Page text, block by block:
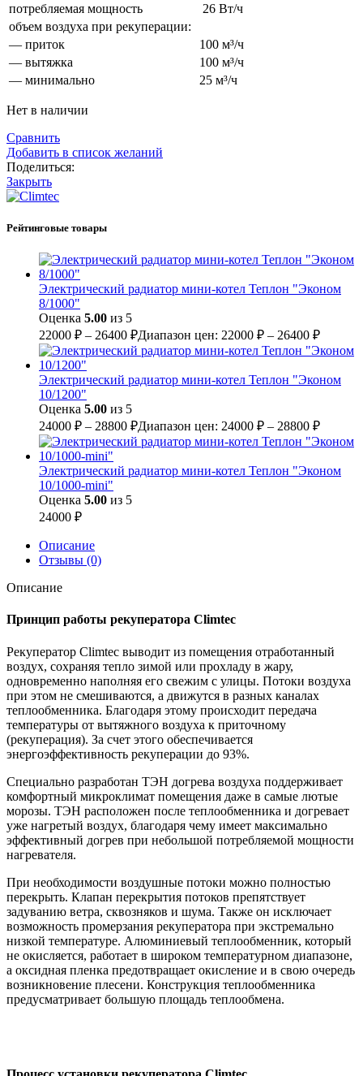
потребляемая мощность
26 Вт/ч
объем воздуха при рекуперации:
— приток
100 м³/ч
— вытяжка
100 м³/ч
— минимально
25 м³/ч
Нет в наличии
Сравнить
Добавить в список желаний
Поделиться:
Закрыть
Рейтинговые товары
Электрический радиатор мини-котел Теплон "Эконом
8/1000"
Оценка 5.00 из 5
22000 ₽ – 26400 ₽Диапазон цен: 22000 ₽ – 26400 ₽
Электрический радиатор мини-котел Теплон "Эконом
10/1200"
Оценка 5.00 из 5
24000 ₽ – 28800 ₽Диапазон цен: 24000 ₽ – 28800 ₽
Электрический радиатор мини-котел Теплон "Эконом
10/1000-mini"
Оценка 5.00 из 5
24000 ₽
Описание
Отзывы (0)
Описание
Принцип работы рекуператора Climtec
Рекуператор Climtec выводит из помещения отработанный
воздух, сохраняя тепло зимой или прохладу в жару,
одновременно наполняя его свежим с улицы. Потоки воздуха
при этом не смешиваются, а движутся в разных каналах
теплообменника. Благодаря этому происходит передача
температуры от вытяжного воздуха к приточному
(рекуперация). За счет этого обеспечивается
энергоэффективность рекуперации до 93%.
Специально разработан ТЭН догрева воздуха поддерживает
комфортный микроклимат помещения даже в самые лютые
морозы. ТЭН расположен после теплообменника и догревает
уже нагретый воздух, благодаря чему имеет максимально
эффективный догрев при небольшой потребляемой мощности
нагревателя.
При необходимости воздушные потоки можно полностью
перекрыть. Клапан перекрытия потоков препятствует
задуванию ветра, сквозняков и шума. Также он исключает
возможность промерзания рекуператора при экстремально
низкой температуре. Алюминиевый теплообменник, который
не окисляется, работает в широком температурном диапазоне,
а оксидная пленка предотвращает окисление и в свою очередь
возникновение плесени. Конструкция теплообменника
предусматривает большую площадь теплообмена.